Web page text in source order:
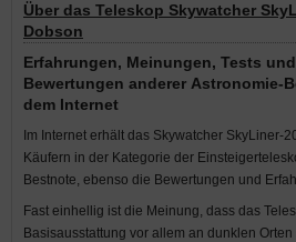
Über das Teleskop Skywatcher
Dobson
Erfahrungen, Meinungen, Tests und
Bewertungen anderer Astronomie-
dem Internet
Im Internet erhält das Skywatcher SkyLiner-
Käufern in der Kategorie der
Bestnote, ebenso die Bewertungen und
Fast einhellig ist die Meinung, dass das
Basisausstattung vor allem an dunklen